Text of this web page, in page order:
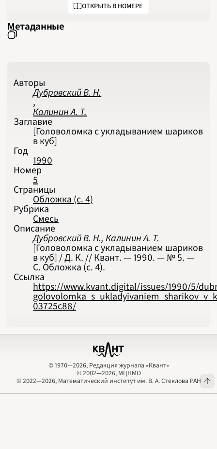
2021
© 1970—2026, Редакция журнала «Квант»
© 2002—2026, МЦНМО
© 2022—2026, Математический институт им. В. А. Стеклова РАН
ОТКРЫТЬ В НОМЕРЕ
Метаданные
Авторы
Дубровский В. Н.
,
Калинин А. Т.
Заглавие
[Головоломка с укладыванием шариков
в куб]
Год
1990
Номер
5
Страницы
Обложка (с. 4)
Рубрика
Смесь
Описание
Дубровский В. Н., Калинин А. Т.
[Головоломка с укладыванием шариков
в куб] / Д. К. // Квант. — 1990. — № 5. —
С. Обложка (с. 4).
Ссылка
https://www.kvant.digital/issues/1990/5/
03725c88/
© 1970—2026, Редакция журнала «Квант»
© 2002—2026, МЦНМО
© 2022—2026, Математический институт им. В. А. Стеклова РАН